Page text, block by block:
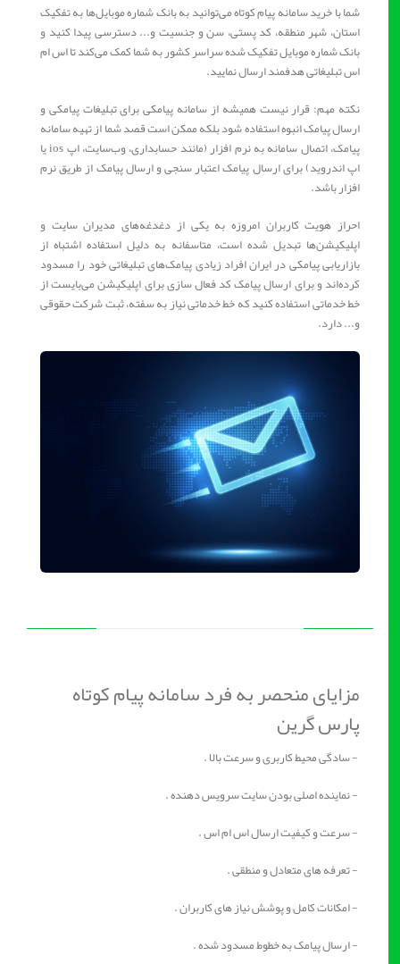
شما با خرید سامانه پیام کوتاه می‌توانید به بانک شماره موبایل‌ها به تفکیک
استان، شهر منطقه، کد پستی، سن و جنسیت و... دسترسی پیدا کنید و
بانک شماره موبایل تفکیک‌ شده سراسر کشور به شما کمک می‌کند تا اس ام
اس تبلیغاتی هدفمند ارسال نمایید.
نکته مهم: قرار نیست همیشه از سامانه پیامکی برای تبلیغات پیامکی و
ارسال پیامک انبوه استفاده شود بلکه ممکن است قصد شما از تهیه سامانه
پیامک، اتصال سامانه به نرم افزار (مانند حسابداری، وب‌سایت، اپ ios یا
اپ اندروید) برای ارسال پیامک اعتبار سنجی و ارسال پیامک‌ از طریق نرم
افزار باشد.
احراز هویت کاربران امروزه به یکی از دغدغه‌های مدیران سایت و
اپلیکیشن‌ها تبدیل شده است، متاسفانه به دلیل استفاده اشتباه از
بازاریابی پیامکی در ایران افراد زیادی پیامک‌های تبلیغاتی خود را مسدود
کرده‌اند و برای ارسال پیامک کد فعال سازی برای اپلیکیشن می‌بایست از
خط خدماتی استفاده کنید که خط خدماتی نیاز به سفته، ثبت شرکت حقوقی
و... دارد.
مزایای منحصر به فرد سامانه پیام کوتاه
پارس گرین
- سادگی محیط کاربری و سرعت بالا .
- نماینده اصلی بودن سایت سرویس دهنده .
- سرعت و کیفیت ارسال اس ام اس .
- تعرفه های متعادل و منطقی .
- امکانات کامل و پوشش نیاز های کاربران .
- ارسال پیامک به خطوط مسدود شده .